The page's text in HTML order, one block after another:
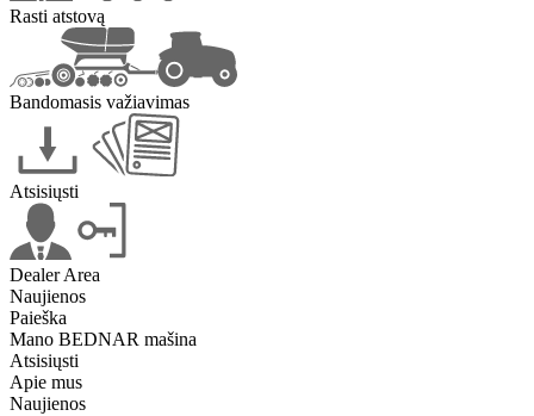
Rasti atstovą
Bandomasis važiavimas
Atsisiųsti
Dealer Area
Naujienos
Paieška
Mano BEDNAR mašina
Atsisiųsti
Apie mus
Naujienos